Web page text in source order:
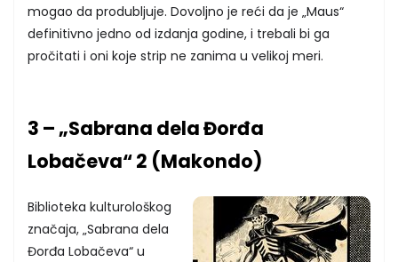
mogao da produbljuje. Dovoljno je reći da je „Maus“
definitivno jedno od izdanja godine, i trebali bi ga
pročitati i oni koje strip ne zanima u velikoj meri.
3 – „Sabrana dela Đorđa
Lobačeva“ 2 (Makondo)
Biblioteka kulturološkog
značaja, „Sabrana dela
Đorđa Lobačeva“ u